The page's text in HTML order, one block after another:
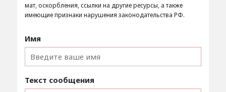
мат, оскорбления, ссылки на другие ресурсы, а также
имеющие признаки нарушения законодательства РФ.
Имя
Текст сообщения